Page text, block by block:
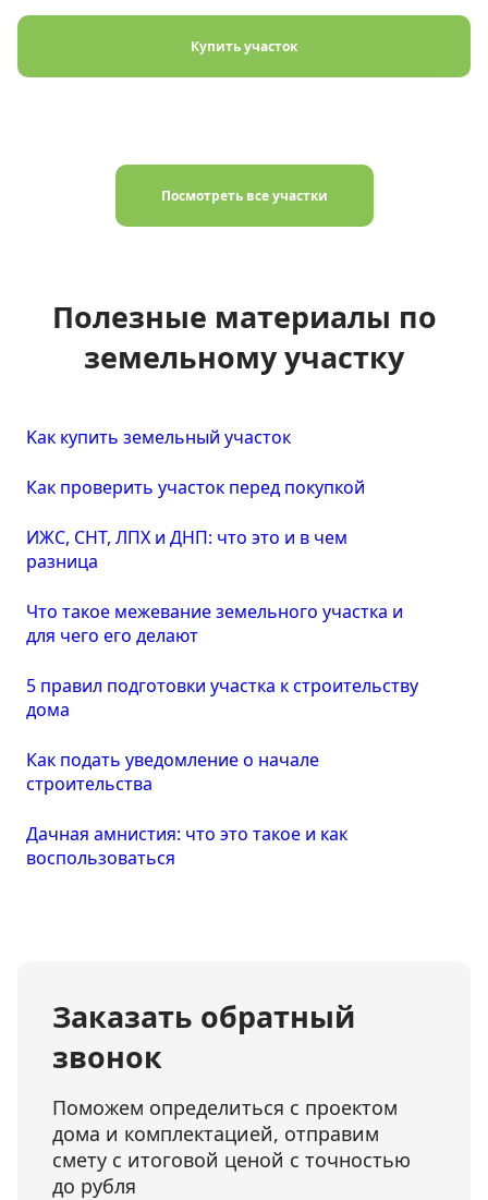
Купить участок
Посмотреть все участки
Полезные материалы по
земельному участку
Kaк купить земельный участок
Как проверить участок перед покупкой
ИЖС, СНТ, ЛПХ и ДНП: что это и в чем
разница
Что такое межевание земельного участка и
для чего его делают
5 правил подготовки участка к строительству
дома
Как подать уведомление о начале
строительства
Дачная амнистия: что это такое и как
воспользоваться
Заказать обратный
звонок
Поможем определиться с проектом
дома и комплектацией, отправим
смету с итоговой ценой с точностью
до рубля